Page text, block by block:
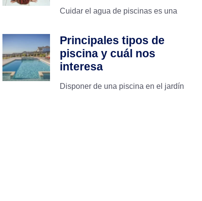
Cuidar el agua de piscinas es una
Principales tipos de
piscina y cuál nos
interesa
Disponer de una piscina en el jardín